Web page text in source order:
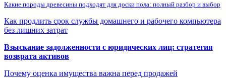
Какие породы древесины подходят для доски пола: полный разбор и выбор
Как продлить срок службы домашнего и рабочего компьютера
без лишних затрат
Взыскание задолженности с юридических лиц: стратегия
возврата активов
Почему оценка имущества важна перед продажей